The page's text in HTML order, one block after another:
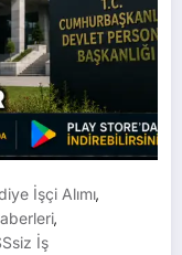
İşçi Alımı,
,
İş